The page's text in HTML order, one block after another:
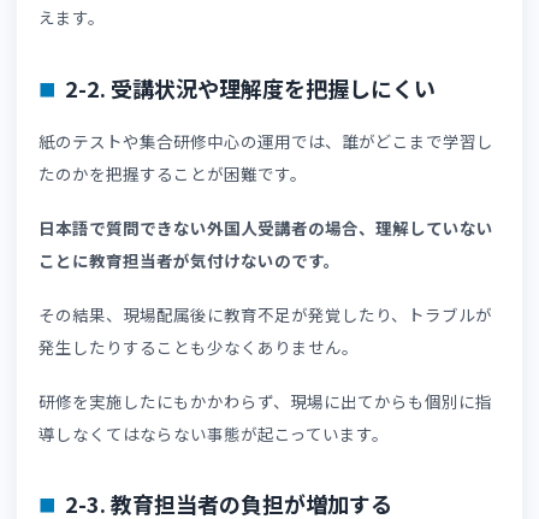
2-1. 言語の壁によって理解度に差が生まれ
外国人受講者向けの研修では、日本語で作成された資料や
画だけでは内容が十分に伝わらないケースがあります。
言葉の意味は分かっていても、内容を正しく理解できてい
いこともあるでしょう。
安全教育やコンプライアンス研修など、正確な理解が求め
る可能性があり、注意が必要です。
えます。